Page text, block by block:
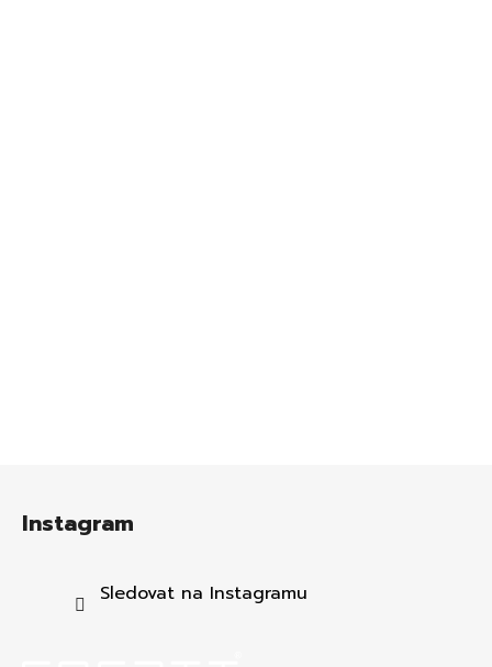
Instagram
Sledovat na Instagramu